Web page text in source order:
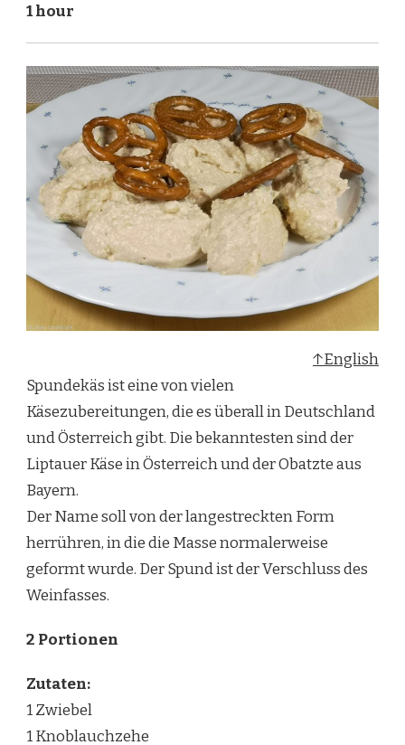
1 hour
↑English
Spundekäs ist eine von vielen
Käsezubereitungen, die es überall in Deutschland
und Österreich gibt. Die bekanntesten sind der
Liptauer Käse in Österreich und der Obatzte aus
Bayern.
Der Name soll von der langestreckten Form
herrühren, in die die Masse normalerweise
geformt wurde. Der Spund ist der Verschluss des
Weinfasses.
2 Portionen
Zutaten:
1 Zwiebel
1 Knoblauchzehe